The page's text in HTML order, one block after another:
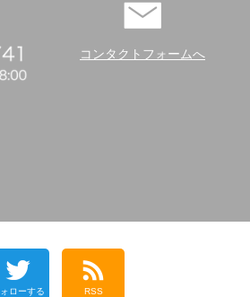
コンタクトフォームへ
ローする RSS